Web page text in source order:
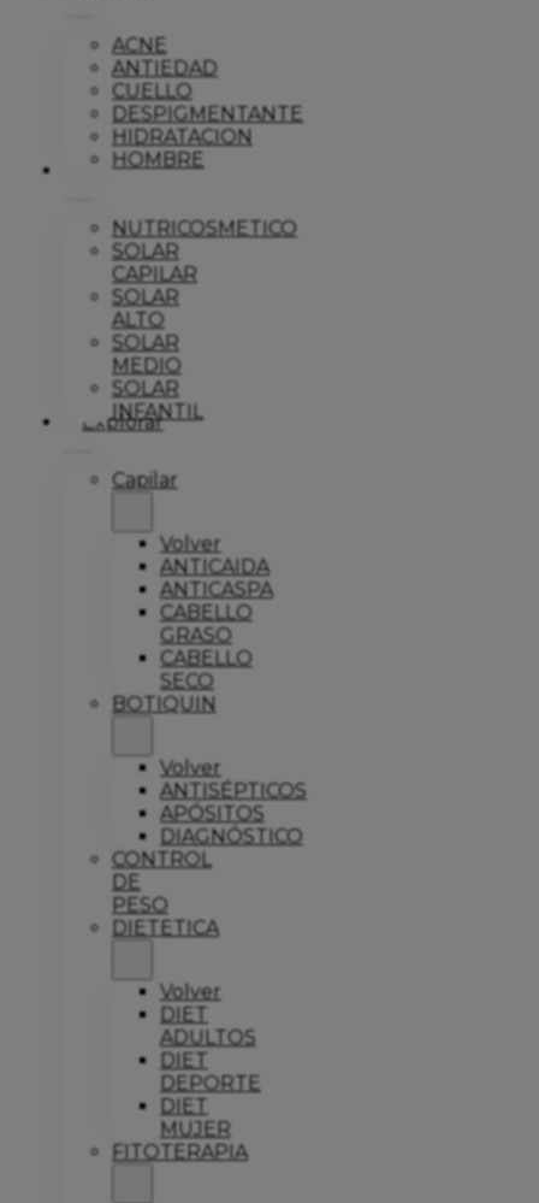
ACNE
ANTIEDAD
CUELLO
DESPIGMENTANTE
HIDRATACION
HOMBRE
Solar
NUTRICOSMETICO
SOLAR
CAPILAR
SOLAR
ALTO
SOLAR
MEDIO
SOLAR
INFANTIL
Explorar
Capilar
Volver
ANTICAIDA
ANTICASPA
CABELLO
GRASO
CABELLO
SECO
BOTIQUIN
Volver
ANTISÉPTICOS
APÓSITOS
DIAGNÓSTICO
CONTROL
DE
PESO
DIETETICA
Volver
DIET
ADULTOS
DIET
DEPORTE
DIET
MUJER
FITOTERAPIA